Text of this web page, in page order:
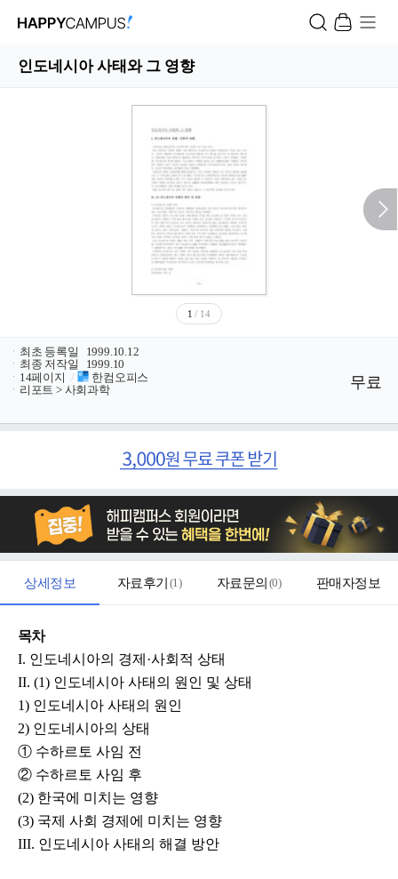
인도네시아 사태와 그 영향
1 / 14
ㆍ 최초 등록일
1999.10.12
ㆍ 최종 저작일
1999.10
ㆍ 14페이지 /
한컴오피스
ㆍ 리포트 > 사회과학 무료
상세정보 자료후기 (1) 자료문의 (0) 판매자정보
목차
I. 인도네시아의 경제·사회적 상태
II. (1) 인도네시아 사태의 원인 및 상태
1) 인도네시아 사태의 원인
2) 인도네시아의 상태
① 수하르토 사임 전
② 수하르토 사임 후
(2) 한국에 미치는 영향
(3) 국제 사회 경제에 미치는 영향
III. 인도네시아 사태의 해결 방안